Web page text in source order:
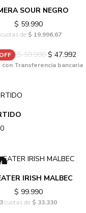
SOUR NEGRO
$ 59.990
de $ 19.996,67
$ 59.990 $ 47.992
con Transferencia bancaria
IRISH MALBEC
$ 99.990
3cuotas de $ 33.330